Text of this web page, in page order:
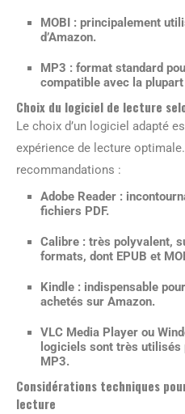
MOBI : principalement
d’Amazon.
MP3 : format standard
compatible avec la
Choix du logiciel de lecture
Le choix d’un logiciel adapté
expérience de lecture
recommandations :
Adobe Reader :
fichiers PDF.
Calibre : très polyvalent,
formats, dont EPUB et
Kindle : indispensable
achetés sur Amazon.
VLC Media Player ou
logiciels sont très
MP3.
Considérations techniques
lecture